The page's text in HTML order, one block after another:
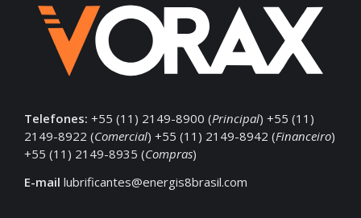
Telefones: +55 (11) 2149-8900 (Principal) +55 (11)
2149-8922 (Comercial) +55 (11) 2149-8942 (Financeiro)
+55 (11) 2149-8935 (Compras)
E-mail lubrificantes@energis8brasil.com